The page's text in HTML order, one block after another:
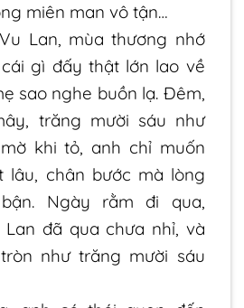
miên man vô tận…
Lan, mùa thương nhớ
gì đấy thật lớn lao về
sao nghe buồn lạ. Đêm,
trăng mười sáu như
khi tỏ, anh chỉ muốn
lâu, chân bước mà lòng
Ngày rằm đi qua,
đã qua chưa nhỉ, và
như trăng mười sáu